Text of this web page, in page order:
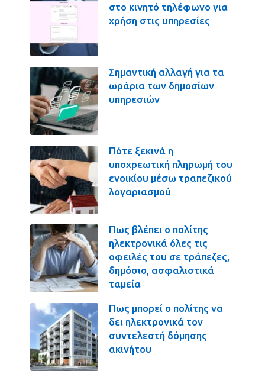
στο κινητό τηλέφωνο για
χρήση στις υπηρεσίες
Σημαντική αλλαγή για τα
ωράρια των δημοσίων
υπηρεσιών
Πότε ξεκινά η
υποχρεωτική πληρωμή του
ενοικίου μέσω τραπεζικού
λογαριασμού
Πως βλέπει ο πολίτης
ηλεκτρονικά όλες τις
οφειλές του σε τράπεζες,
δημόσιο, ασφαλιστικά
ταμεία
Πως μπορεί ο πολίτης να
δει ηλεκτρονικά τον
συντελεστή δόμησης
ακινήτου